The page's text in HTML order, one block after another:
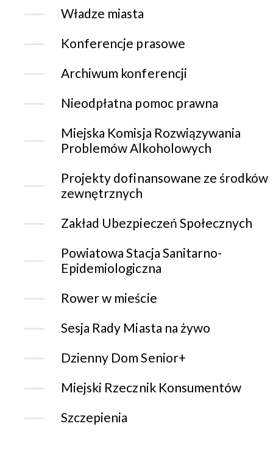
Władze miasta
Konferencje prasowe
Archiwum konferencji
Nieodpłatna pomoc prawna
Miejska Komisja Rozwiązywania
Problemów Alkoholowych
Projekty dofinansowane ze środków
zewnętrznych
Zakład Ubezpieczeń Społecznych
Powiatowa Stacja Sanitarno-
Epidemiologiczna
Rower w mieście
Sesja Rady Miasta na żywo
Dzienny Dom Senior+
Miejski Rzecznik Konsumentów
Szczepienia